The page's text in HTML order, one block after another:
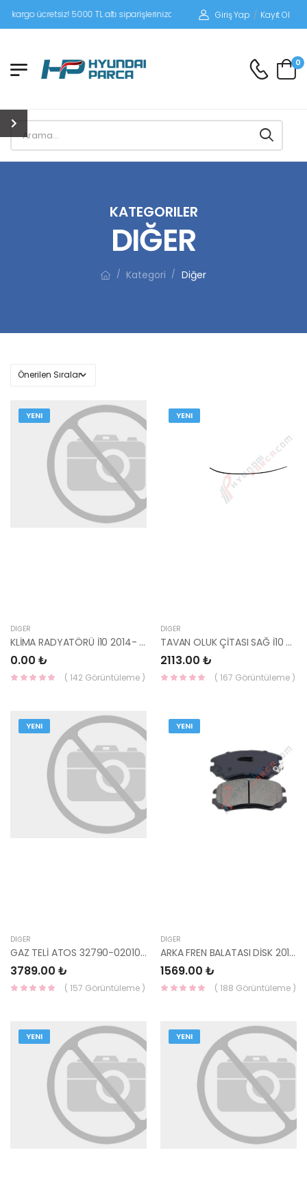
5000 TL altı siparişlerinizde siparişleriniz alıcı ödemeli gönderilir.
Giriş Yap / Kayıt Ol
0
KATEGORILER
DIĞER
/ Kategori / Diğer
YENI
DIĞER
KLİMA RADYATÖRÜ İ10 2014- 97606-B9100-HMC
0.00 ₺
( 142 Görüntüleme )
YENI
DIĞER
TAVAN OLUK ÇİTASI SAĞ İ10 87241-0X000-HMC
2113.00 ₺
( 167 Görüntüleme )
YENI
DIĞER
GAZ TELİ ATOS 32790-02010-HMC
3789.00 ₺
( 157 Görüntüleme )
YENI
DIĞER
ARKA FREN BALATASI DİSK 2016- ELANTRA 58302-F2A30-YS
1569.00 ₺
( 188 Görüntüleme )
YENI YENI